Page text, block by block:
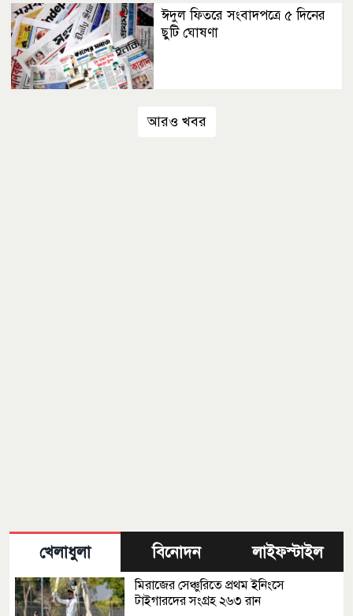
ঈদুল ফিতরে সংবাদপত্রে ৫ দিনের
ছুটি ঘোষণা
আরও খবর
খেলাধুলা বিনোদন লাইফস্টাইল
মিরাজের সেঞ্চুরিতে প্রথম ইনিংসে
টাইগারদের সংগ্রহ ২৬৩ রান